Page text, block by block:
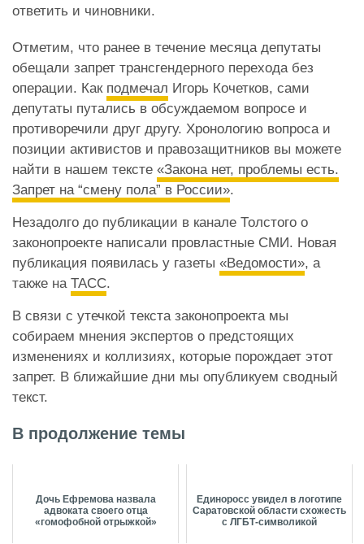
ответить и чиновники.
Отметим, что ранее в течение месяца депутаты
обещали запрет трансгендерного перехода без
операции. Как подмечал Игорь Кочетков, сами
депутаты путались в обсуждаемом вопросе и
противоречили друг другу. Хронологию вопроса и
позиции активистов и правозащитников вы можете
найти в нашем тексте «Закона нет, проблемы есть.
Запрет на “смену пола” в России».
Незадолго до публикации в канале Толстого о
законопроекте написали провластные СМИ. Новая
публикация появилась у газеты «Ведомости», а
также на ТАСС.
В связи с утечкой текста законопроекта мы
собираем мнения экспертов о предстоящих
изменениях и коллизиях, которые порождает этот
запрет. В ближайшие дни мы опубликуем сводный
текст.
В продолжение темы
Дочь Ефремова назвала
адвоката своего отца
«гомофобной отрыжкой»
Единоросс увидел в логотипе
Саратовской области схожесть
с ЛГБТ-символикой